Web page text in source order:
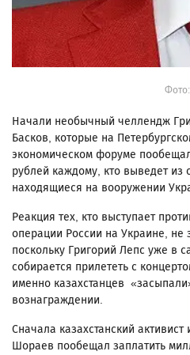
Фото:
Начали необычный челлендж
Басков, которые на
экономическом форуме
рублей каждому, кто выведет из
находящиеся на вооружении
Реакция тех, кто выступает
операции России на Украине, не
поскольку Григорий Лепс уже в
собирается прилететь с
именно казахстанцев
вознаграждении.
Сначала казахстанский
Шораев пообещал заплатить